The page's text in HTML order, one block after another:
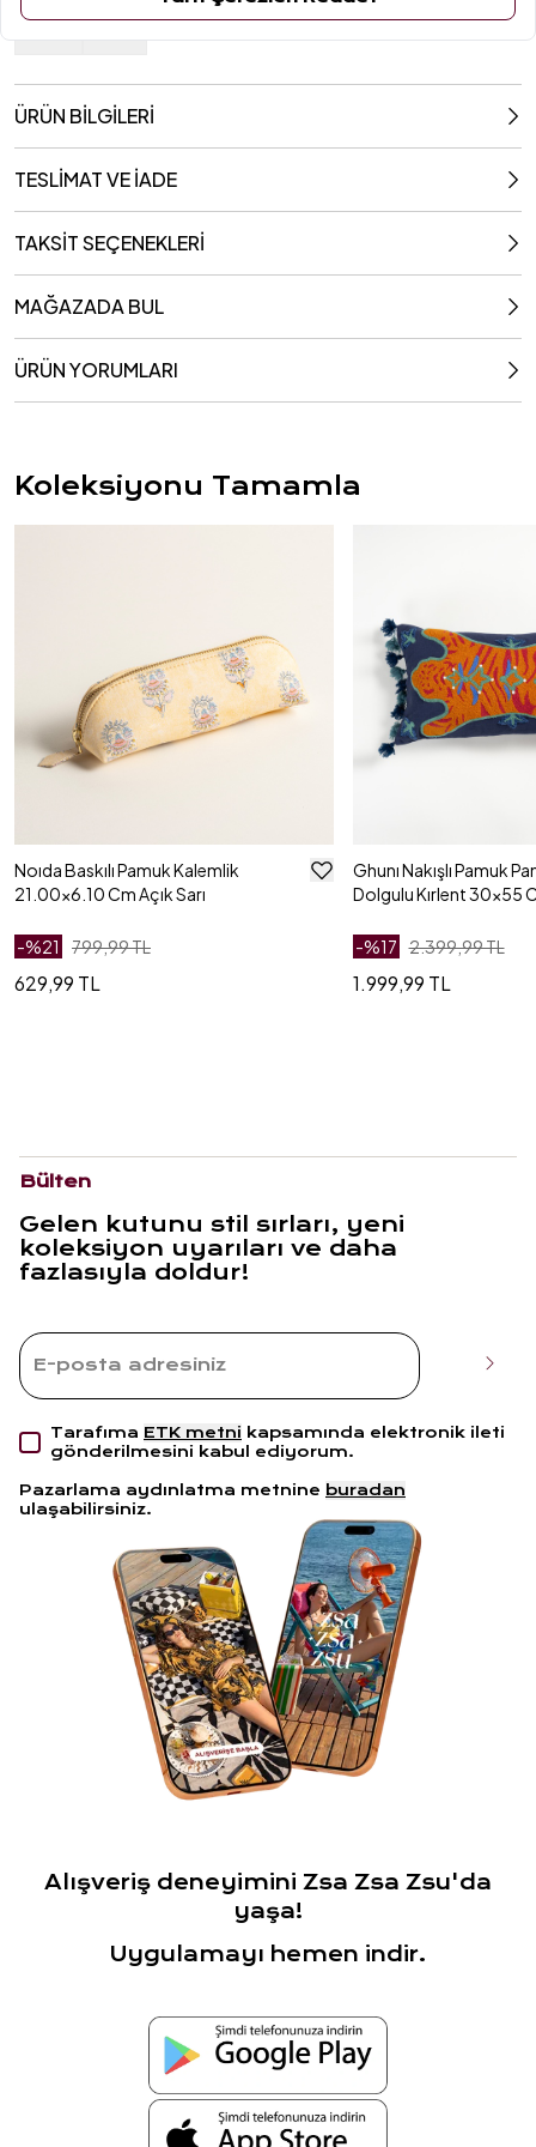
ÜRÜN BİLGİLERİ
TESLİMAT VE İADE
TAKSİT SEÇENEKLERİ
MAĞAZADA BUL
ÜRÜN YORUMLARI
Koleksiyonu Tamamla
Noıda Baskılı Pamuk Kalemlik
21.00x6.10 Cm Açık Sarı
-%21 799,99 TL
629,99 TL
Ghunı Nakışlı Pamuk
Dolgulu Kırlent 30x55
-%17 2.399,99 TL
1.999,99 TL
Bülten
Gelen kutunu stil sırları, yeni
koleksiyon uyarıları ve daha
fazlasıyla doldur!
Tarafıma ETK metni kapsamında elektronik ileti
gönderilmesini kabul ediyorum.
Pazarlama aydınlatma metnine buradan
ulaşabilirsiniz.
Alışveriş deneyimini Zsa Zsa Zsu'da
yaşa!
Uygulamayı hemen indir.